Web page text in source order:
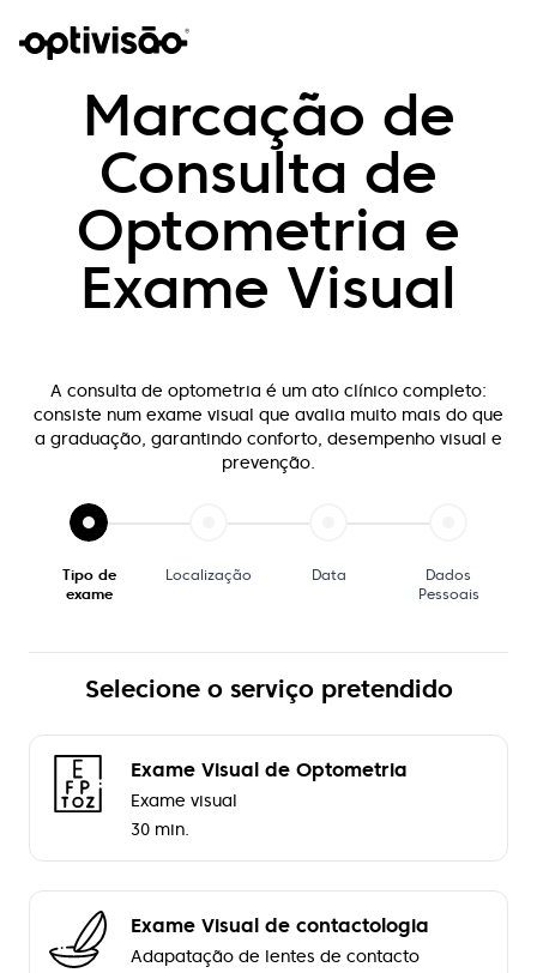
Marcação de
Consulta de
Optometria e
Exame Visual
A consulta de optometria é um ato clínico completo:
consiste num exame visual que avalia muito mais do que
a graduação, garantindo conforto, desempenho visual e
prevenção.
Tipo de
exame
Localização Data
Dados
Pessoais
Selecione o serviço pretendido
Exame Visual de Optometria
Exame visual
30 min.
Exame Visual de contactologia
Adapatação de lentes de contacto